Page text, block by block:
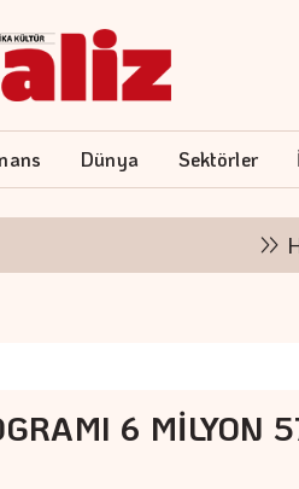
Dünya Sektörler
6 MİLYON